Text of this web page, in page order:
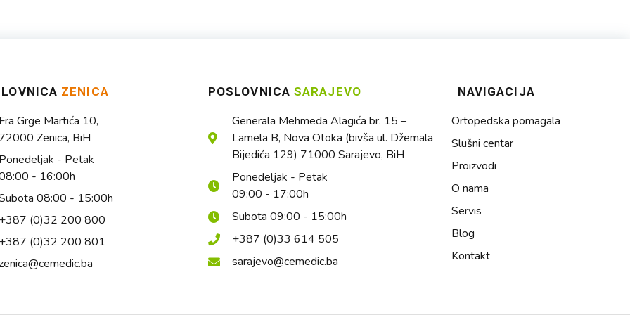
ZENICA
Grge Martića 10,
Zenica, BiH
- Petak
- 16:00h
08:00 - 15:00h
(0)32 200 800
(0)32 200 801
POSLOVNICASARAJEVO
Generala Mehmeda Alagića br. 15 –
Lamela B, Nova Otoka (bivša ul. Džemala
Bijedića 129) 71000 Sarajevo, BiH
Ponedeljak - Petak
09:00 - 17:00h
Subota 09:00 - 15:00h
+387 (0)33 614 505
sarajevo@cemedic.ba
NAVIGACIJA
Ortopedska pomagala
Slušni centar
Proizvodi
O nama
Servis
Blog
Kontakt